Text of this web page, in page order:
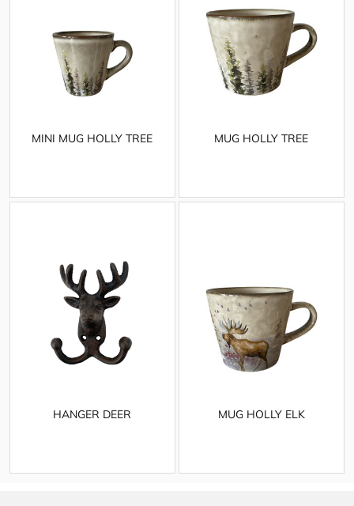
MINI MUG HOLLY TREE MUG HOLLY TREE
HANGER DEER MUG HOLLY ELK